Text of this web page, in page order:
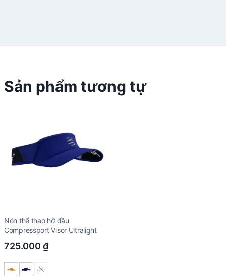
Sản phẩm tương tự
Nón thể thao hở đầu
Compressport Visor Ultralight
725.000 ₫